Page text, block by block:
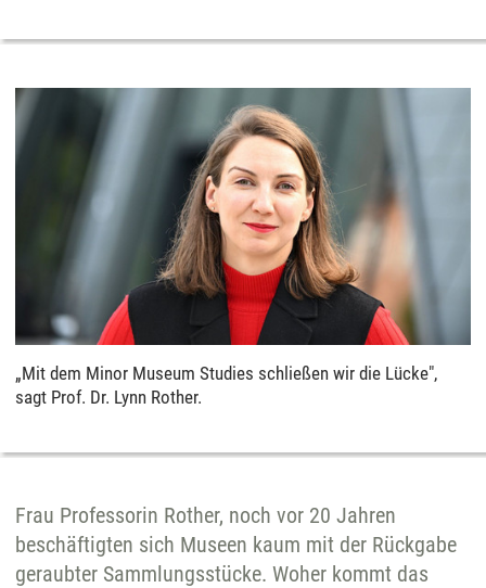
„Mit dem Minor Museum Studies schließen wir die Lücke",
sagt Prof. Dr. Lynn Rother.
Frau Professorin Rother, noch vor 20 Jahren
beschäftigten sich Museen kaum mit der Rückgabe
geraubter Sammlungsstücke. Woher kommt das